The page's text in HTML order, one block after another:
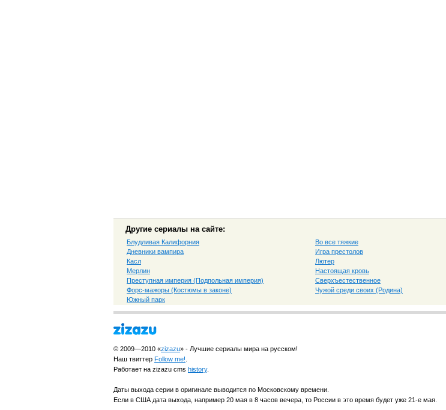
Другие сериалы на сайте:
Блудливая Калифорния Во все тяжкие
Дневники вампира
Игра престолов
Касл
Лютер
Мерлин
Настоящая кровь
Преступная империя (Подпольная империя)
Сверхъестественное
Форс-мажоры (Костюмы в законе)
Чужой среди своих (Родина)
Южный парк
© 2009—2010 «zizazu» - Лучшие сериалы мира на русском!
Наш твиттер Follow me!
Работает на zizazu cms history.
Даты выхода серии в оригинале выводится по Московскому времени.
Если в США дата выхода, например 20 мая в 8 часов вечера, то России в это время будет уже 21-е мая.